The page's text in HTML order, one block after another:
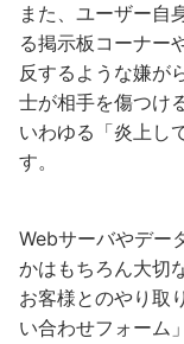
また、ユーザー自
る掲示板コーナー
反するような嫌が
士が相手を傷つけ
いわゆる「炎上し
す。
Webサーバやデー
かはもちろん大切
お客様とのやり取
い合わせフォーム